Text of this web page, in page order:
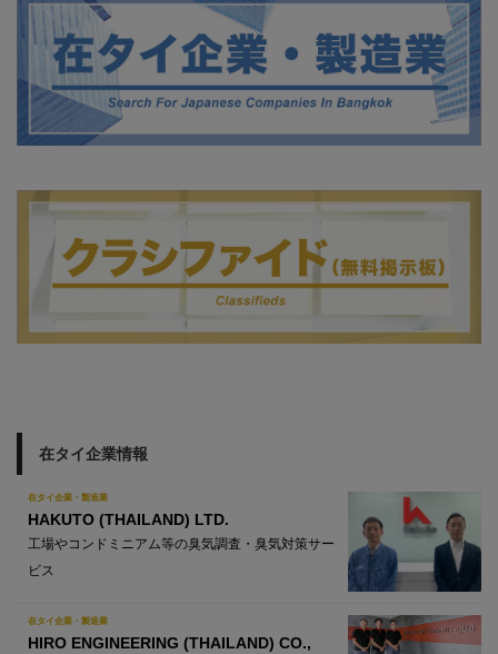
在タイ企業情報
在タイ企業・製造業
HAKUTO (THAILAND) LTD.
工場やコンドミニアム等の臭気調査・臭気対策サー
ビス
在タイ企業・製造業
HIRO ENGINEERING (THAILAND) CO.,